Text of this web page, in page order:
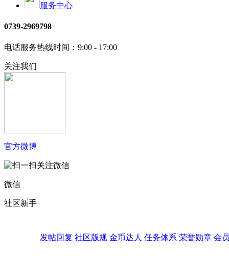
服务中心
0739-2969798
电话服务热线时间：9:00 - 17:00
关注我们
官方微博
微信
社区新手
发帖回复 社区版规 金币达人 任务体系 荣誉勋章 会